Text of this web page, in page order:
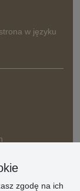
w języku
zgodę na ich